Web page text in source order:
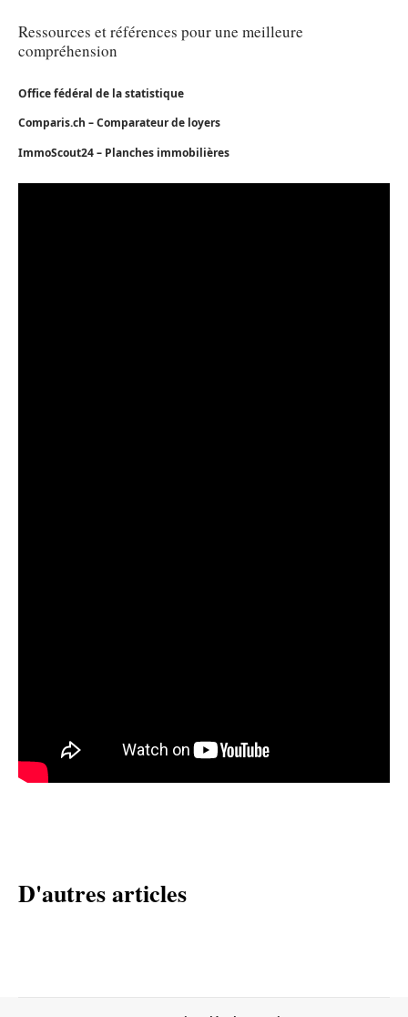
Ressources et références pour une meilleure
compréhension
Office fédéral de la statistique
Comparis.ch – Comparateur de loyers
ImmoScout24 – Planches immobilières
D'autres articles